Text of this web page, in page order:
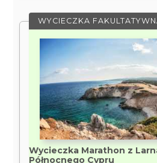
WYCIECZKA
Wycieczka Marathon z
Północnego Cypru